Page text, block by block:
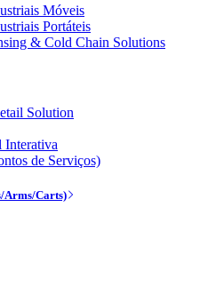
Móveis
Portáteis
& Cold Chain Solutions
Solution
Interativa
de Serviços)
Arms/Carts)